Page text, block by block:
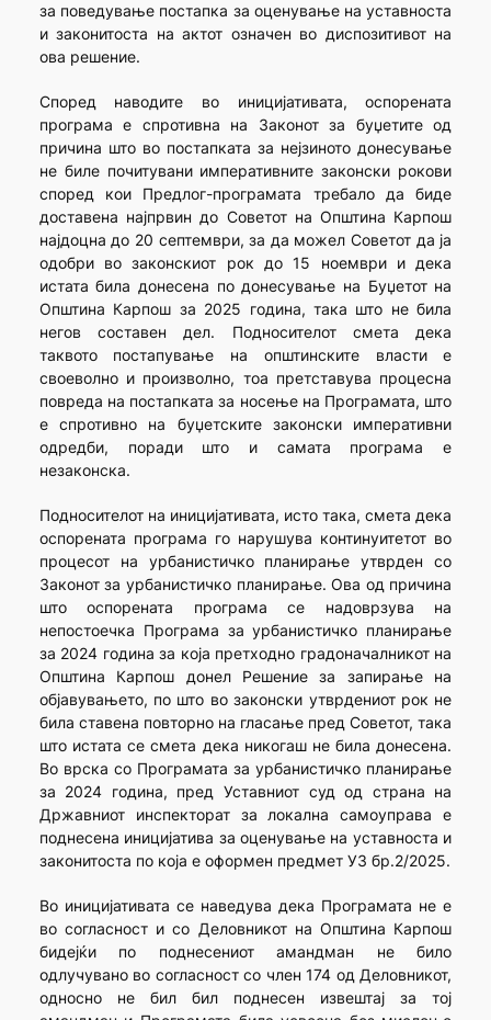
за поведување постапка за оценување на уставноста
и законитоста на актот означен во диспозитивот на
ова решение.
Според наводите во иницијативата, оспорената
програма е спротивна на Законот за буџетите од
причина што во постапката за нејзиното донесување
не биле почитувани императивните законски рокови
според кои Предлог-програмата требало да биде
доставена најпрвин до Советот на Општина Карпош
најдоцна до 20 септември, за да можел Советот да ја
одобри во законскиот рок до 15 ноември и дека
истата била донесена по донесување на Буџетот на
Општина Карпош за 2025 година, така што не била
негов составен дел. Подносителот смета дека
таквото постапување на општинските власти е
своеволно и произволно, тоа претставува процесна
повреда на постапката за носење на Програмата, што
е спротивно на буџетските законски императивни
одредби, поради што и самата програма е
незаконска.
Подносителот на иницијативата, исто така, смета дека
оспорената програма го нарушува континуитетот во
процесот на урбанистичко планирање утврден со
Законот за урбанистичко планирање. Oва од причина
што оспорената програма се надоврзува на
непостоечка Програма за урбанистичко планирање
за 2024 година за која претходно градоначалникот на
Општина Карпош донел Решение за запирање на
објавувањето, по што во законски утврдениот рок не
била ставена повторно на гласање пред Советот, така
што истата се смета дека никогаш не била донесена.
Во врска со Програмата за урбанистичко планирање
за 2024 година, пред Уставниот суд од страна на
Државниот инспекторат за локална самоуправа е
поднесена иницијатива за оценување на уставноста и
законитоста по која е оформен предмет УЗ бр.2/2025.
Во иницијативата се наведува дека Програмата не е
во согласност и со Деловникот на Општина Карпош
бидејќи по поднесениот амандман не било
одлучувано во согласност со член 174 од Деловникот,
односно не бил бил поднесен извештај за тој